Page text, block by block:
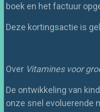
boek en het factuur
Deze kortingsactie is
Over Vitamines voor
De ontwikkeling van
onze snel evoluerende